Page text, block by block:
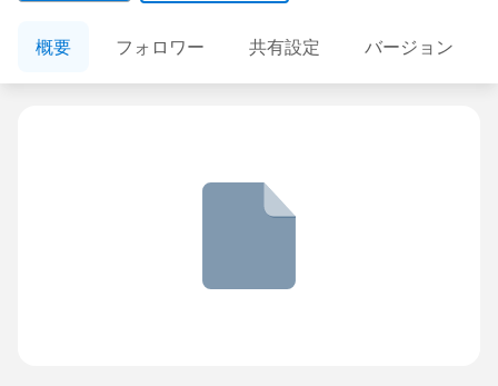
概要 フォロワー 共有設定 バージョン